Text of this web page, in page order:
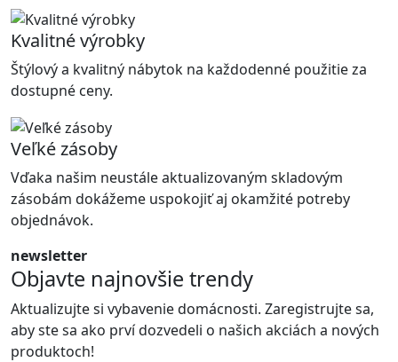
Kvalitné výrobky
Štýlový a kvalitný nábytok na každodenné použitie za
dostupné ceny.
Veľké zásoby
Vďaka našim neustále aktualizovaným skladovým
zásobám dokážeme uspokojiť aj okamžité potreby
objednávok.
newsletter
Objavte najnovšie trendy
Aktualizujte si vybavenie domácnosti. Zaregistrujte sa,
aby ste sa ako prví dozvedeli o našich akciách a nových
produktoch!